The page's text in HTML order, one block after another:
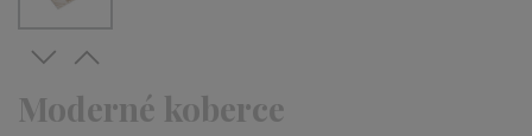
Moderné koberce